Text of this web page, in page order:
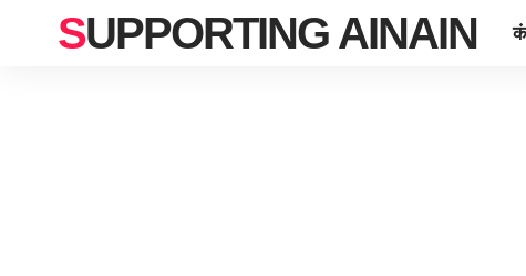
SUPPORTING AINAIN